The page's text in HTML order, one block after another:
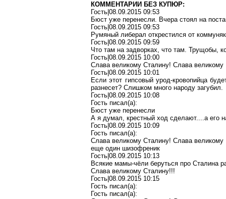
КОММЕНТАРИИ БЕЗ КУПЮР:
Гость|08.09.2015 09:53
Бюст уже перенесли. Вчера стоял на
Гость|08.09.2015 09:53
Румяный либерал открестился от
Гость|08.09.2015 09:59
Что там на задворках, что там. Трущобы,
Гость|08.09.2015 10:00
Слава великому Сталину! Слава великому
Гость|08.09.2015 10:01
Если этот гипсовый урод-кровопийца
разнесет? Слишком много народу загубил.
Гость|08.09.2015 10:08
Гость писал(a):
Бюст уже перенесли
А я думал, крестный ход сделают....а его
Гость|08.09.2015 10:09
Гость писал(a):
Слава великому Сталину! Слава великому
еще один шизофреник
Гость|08.09.2015 10:13
Всякие мамы-чёли беруться про Сталина
Слава великому Сталину!!!
Гость|08.09.2015 10:15
Гость писал(a):
Гость писал(a):